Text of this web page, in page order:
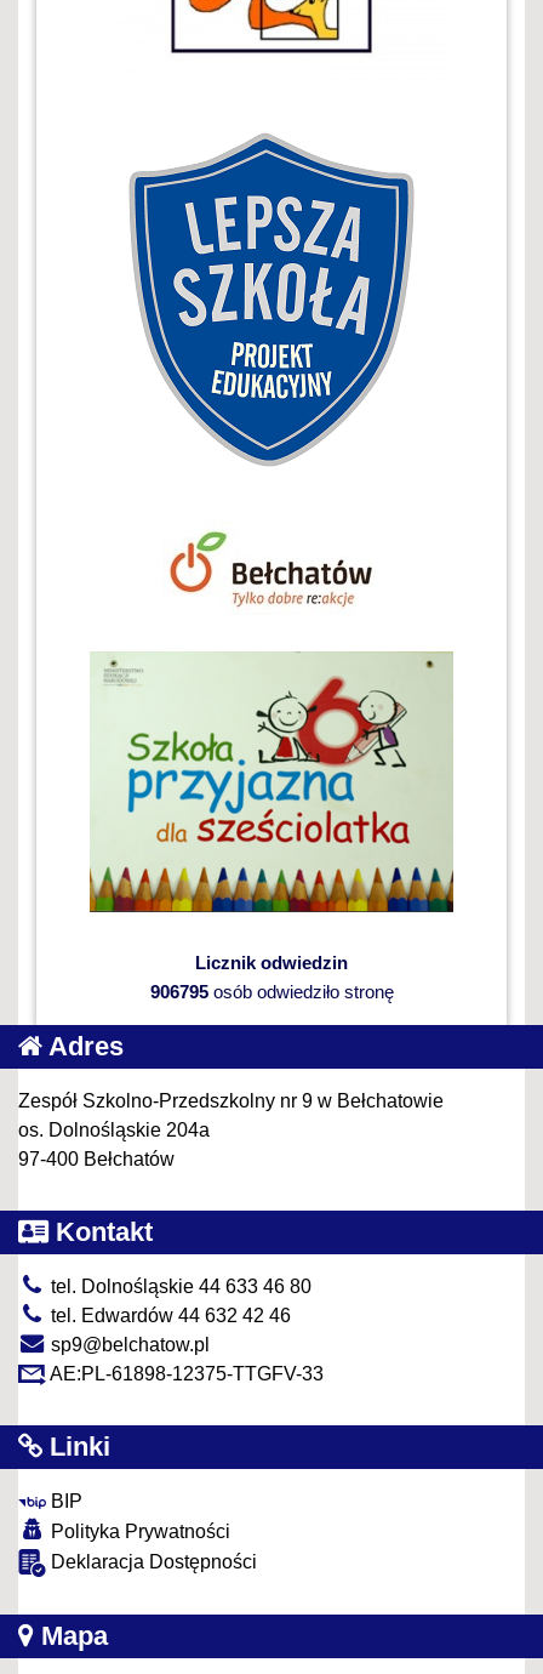
Licznik odwiedzin
906795osób odwiedziło stronę
Adres
Zespół Szkolno-Przedszkolny nr 9 w Bełchatowie
os. Dolnośląskie 204a
97-400 Bełchatów
Kontakt
tel. Dolnośląskie 44 633 46 80
tel. Edwardów 44 632 42 46
sp9@belchatow.pl
AE:PL-61898-12375-TTGFV-33
Linki
BIP
Polityka Prywatności
Deklaracja Dostępności
Mapa